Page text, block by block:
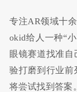
专注AR领域十
okid给人一种“
眼镜赛道找准
验打磨到行业前
将尝试找到答案。